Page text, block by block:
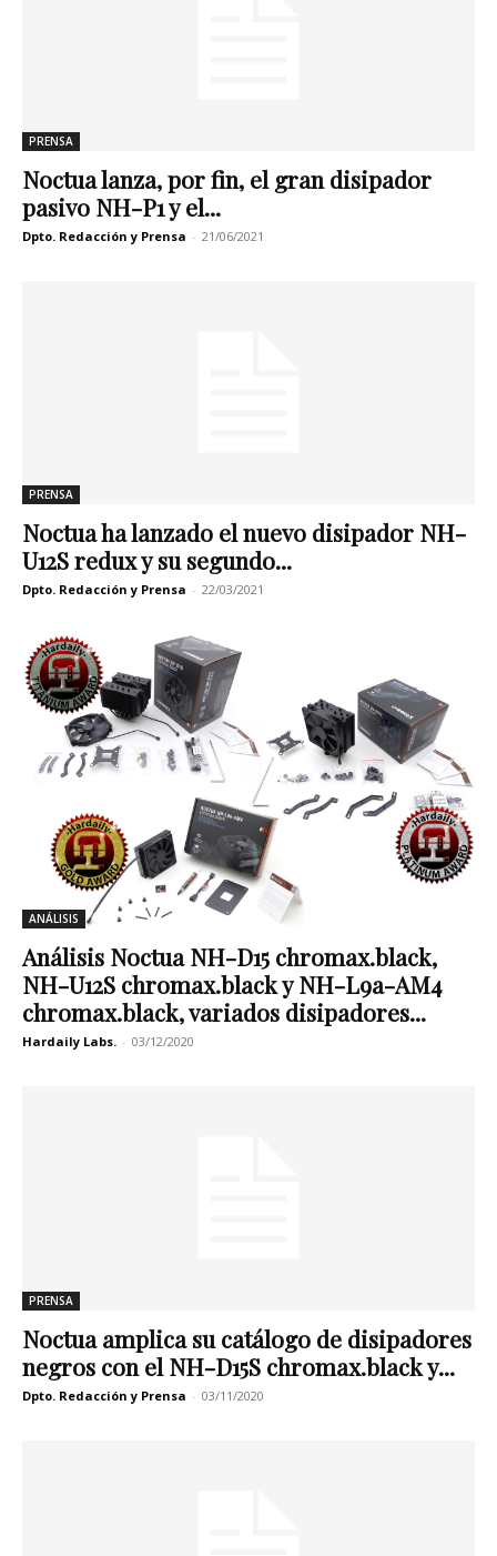
PRENSA
Noctua lanza, por fin, el gran disipador
pasivo NH-P1 y el...
Dpto. Redacción y Prensa - 21/06/2021
PRENSA
Noctua ha lanzado el nuevo disipador NH-
U12S redux y su segundo...
Dpto. Redacción y Prensa - 22/03/2021
ANÁLISIS
Análisis Noctua NH-D15 chromax.black,
NH-U12S chromax.black y NH-L9a-AM4
chromax.black, variados disipadores...
Hardaily Labs. - 03/12/2020
PRENSA
Noctua amplica su catálogo de disipadores
negros con el NH-D15S chromax.black y...
Dpto. Redacción y Prensa - 03/11/2020